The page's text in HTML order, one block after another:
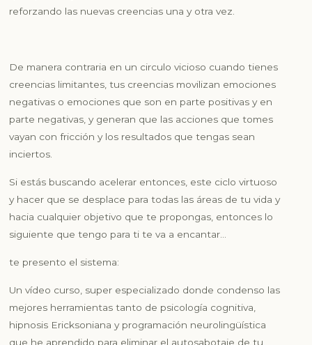
reforzando las nuevas creencias una y otra vez.
De manera contraria en un circulo vicioso cuando tienes
creencias limitantes, tus creencias movilizan emociones
negativas o emociones que son en parte positivas y en
parte negativas, y generan que las acciones que tomes
vayan con fricción y los resultados que tengas sean
inciertos.
Si estás buscando acelerar entonces, este ciclo virtuoso
y hacer que se desplace para todas las áreas de tu vida y
hacia cualquier objetivo que te propongas, entonces lo
siguiente que tengo para ti te va a encantar…
te presento el sistema:
Un vídeo curso, super especializado donde condenso las
mejores herramientas tanto de psicología cognitiva,
hipnosis Ericksoniana y programación neurolingüística
que he aprendido para eliminar el autosabotaje de tu